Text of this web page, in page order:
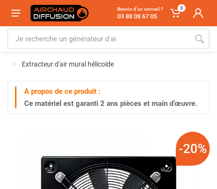
Besoin d'un conseil ?
03 88 08 67 05
0
Extracteur d'air mural hélicoïde
A propos de ce produit :
Ce matériel est garanti 2 ans pièces et main d’œuvre.
-20%